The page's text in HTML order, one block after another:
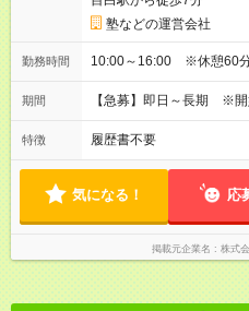
塾などの運営会社
勤務時間 10:00～16:00 ※休憩60分
期間 【急募】即日～長期 ※開
特徴 履歴書不要
気になる！ 応
掲載元企業名 株式